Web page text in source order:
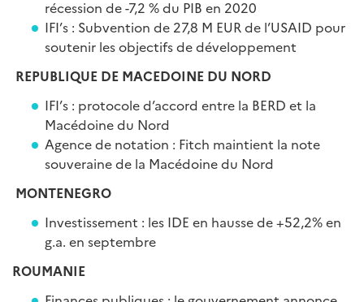
récession de -7,2 % du PIB en 2020
IFI’s : Subvention de 27,8 M EUR de l’USAID pour
soutenir les objectifs de développement
REPUBLIQUE DE MACEDOINE DU NORD
IFI’s : protocole d’accord entre la BERD et la
Macédoine du Nord
Agence de notation : Fitch maintient la note
souveraine de la Macédoine du Nord
MONTENEGRO
Investissement : les IDE en hausse de +52,2% en
g.a. en septembre
ROUMANIE